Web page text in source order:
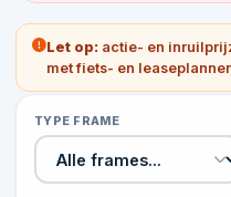
Let op: actie- en
met fiets- en
TYPE FRAME